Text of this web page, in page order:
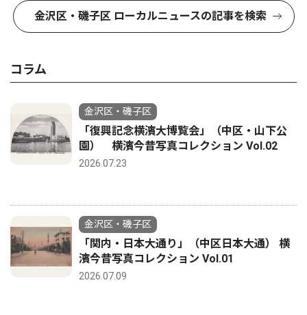
金沢区・磯子区 ローカルニュースの記事を検索
コラム
金沢区・磯子区
「復興記念横濱大博覧会」（中区・山下公
園） 横濱今昔写真コレクション Vol.02
2026.07.23
金沢区・磯子区
「関内・日本大通り」（中区日本大通） 横
濱今昔写真コレクション Vol.01
2026.07.09